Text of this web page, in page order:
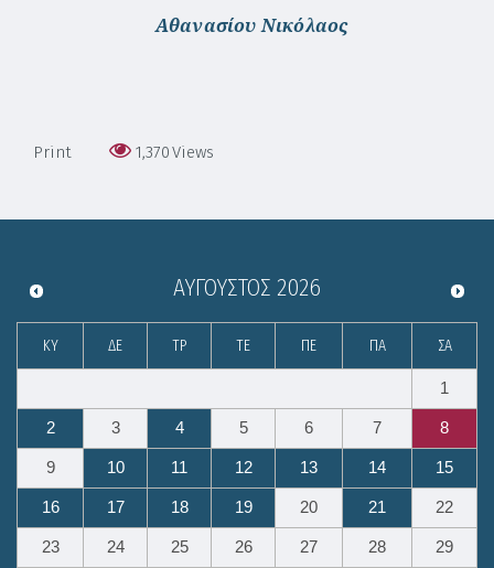
Αθανασίου Νικόλαος
Print 1,370Views
ΑΎΓΟΥΣΤΟΣ 2026
ΚΥ ΔΕ ΤΡ ΤΕ ΠΕ ΠΑ ΣΑ
1
2 3 4 5 6 7 8
9 10 11 12 13 14 15
16 17 18 19 20 21 22
23 24 25 26 27 28 29